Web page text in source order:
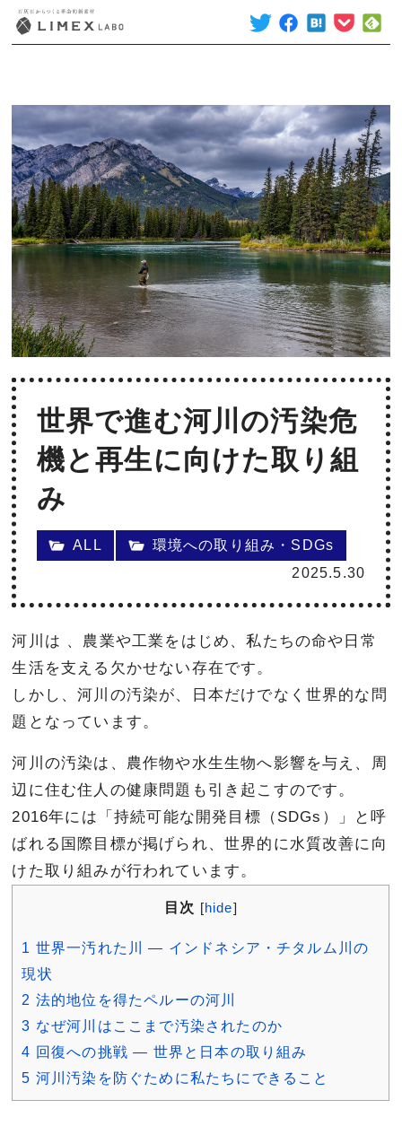
世界で進む河川の汚染危
機と再生に向けた取り組
み
ALL
環境への取り組み・SDGs
2025.5.30
河川は 、農業や工業をはじめ、私たちの命や日常
生活を支える欠かせない存在です。
しかし、河川の汚染が、日本だけでなく世界的な問
題となっています。
河川の汚染は、農作物や水生生物へ影響を与え、周
辺に住む住人の健康問題も引き起こすのです。
2016年には「持続可能な開発目標（SDGs）」と呼
ばれる国際目標が掲げられ、世界的に水質改善に向
けた取り組みが行われています。
目次 [hide]
1 世界一汚れた川 ― インドネシア・チタルム川の
現状
2 法的地位を得たペルーの河川
3 なぜ河川はここまで汚染されたのか
4 回復への挑戦 ― 世界と日本の取り組み
5 河川汚染を防ぐために私たちにできること